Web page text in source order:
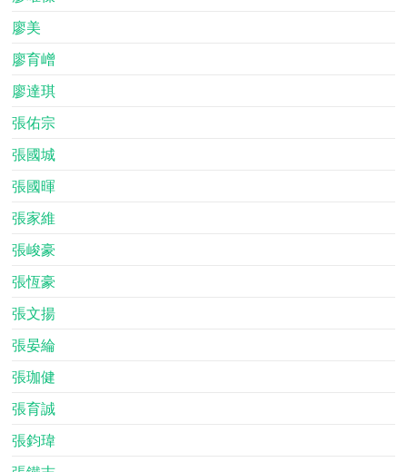
廖美
廖育嶒
廖達琪
張佑宗
張國城
張國暉
張家維
張峻豪
張恆豪
張文揚
張晏綸
張珈健
張育誠
張鈞瑋